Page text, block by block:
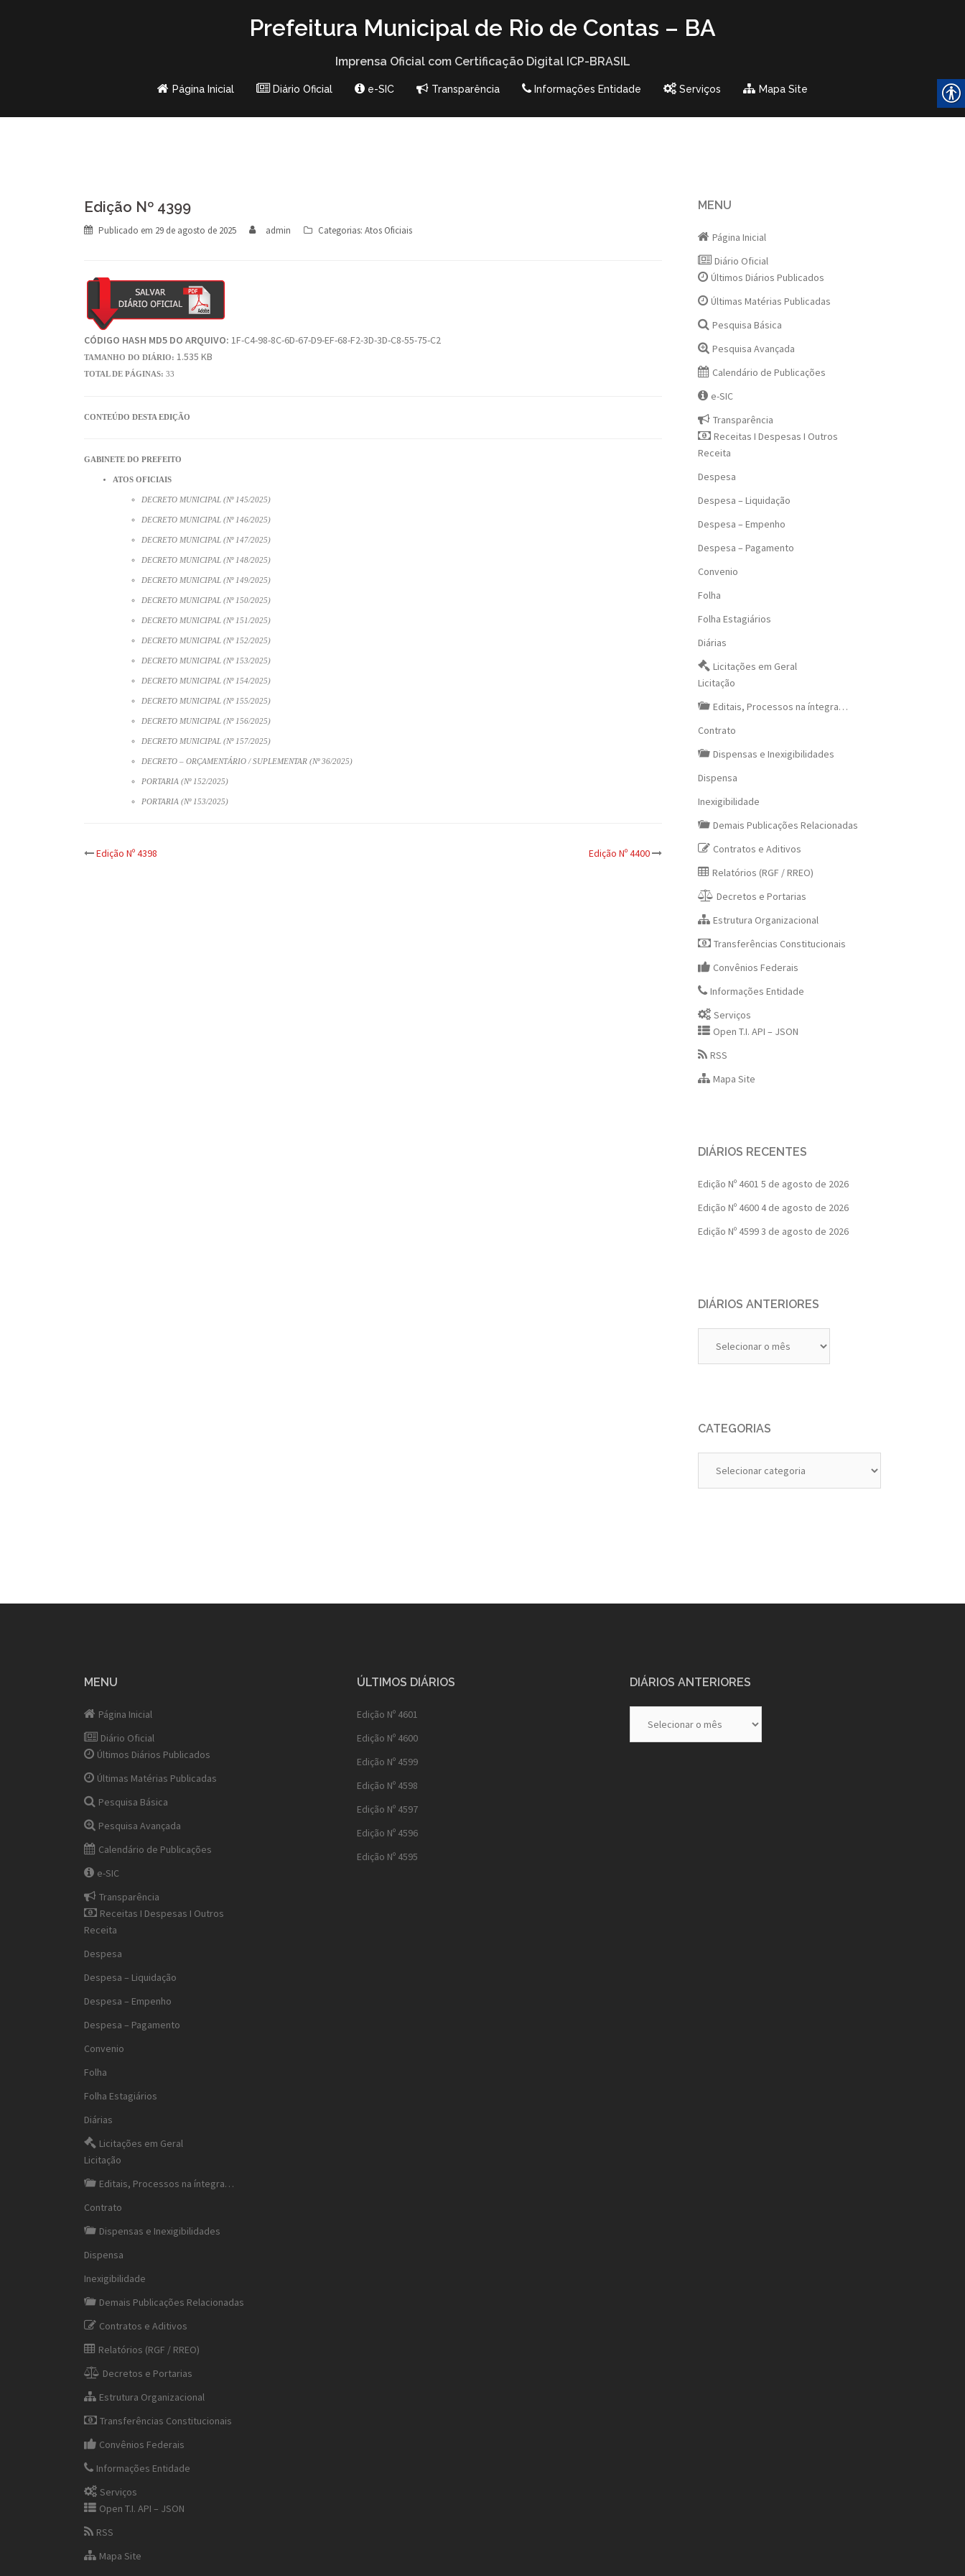
Prefeitura Municipal de Rio de Contas – BA
Imprensa Oficial com Certificação Digital ICP-BRASIL
Página Inicial Diário Oficial e-SIC Transparência Informações Entidade Serviços Mapa Site
Edição Nº 4399
Publicado em 29 de agosto de 2025 admin Categorias: Atos Oficiais
CÓDIGO HASH MD5 DO ARQUIVO: 1F-C4-98-8C-6D-67-D9-EF-68-F2-3D-3D-C8-55-75-C2
TAMANHO DO DIÁRIO: 1.535 KB
TOTAL DE PÁGINAS: 33
CONTEÚDO DESTA EDIÇÃO
GABINETE DO PREFEITO
ATOS OFICIAIS
DECRETO MUNICIPAL (Nº 145/2025)
DECRETO MUNICIPAL (Nº 146/2025)
DECRETO MUNICIPAL (Nº 147/2025)
DECRETO MUNICIPAL (Nº 148/2025)
DECRETO MUNICIPAL (Nº 149/2025)
DECRETO MUNICIPAL (Nº 150/2025)
DECRETO MUNICIPAL (Nº 151/2025)
DECRETO MUNICIPAL (Nº 152/2025)
DECRETO MUNICIPAL (Nº 153/2025)
DECRETO MUNICIPAL (Nº 154/2025)
DECRETO MUNICIPAL (Nº 155/2025)
DECRETO MUNICIPAL (Nº 156/2025)
DECRETO MUNICIPAL (Nº 157/2025)
DECRETO – ORÇAMENTÁRIO / SUPLEMENTAR (Nº 36/2025)
PORTARIA (Nº 152/2025)
PORTARIA (Nº 153/2025)
Post
Edição Nº 4398 Edição Nº 4400
MENU
Página Inicial
Diário Oficial
Últimos Diários Publicados
Últimas Matérias Publicadas
Pesquisa Básica
Pesquisa Avançada
Calendário de Publicações
e-SIC
Transparência
Receitas I Despesas I Outros
Receita
Despesa
Despesa – Liquidação
Despesa – Empenho
Despesa – Pagamento
Convenio
Folha
Folha Estagiários
Diárias
Licitações em Geral
Licitação
Editais, Processos na íntegra…
Contrato
Dispensas e Inexigibilidades
Dispensa
Inexigibilidade
Demais Publicações Relacionadas
Contratos e Aditivos
Relatórios (RGF / RREO)
Decretos e Portarias
Estrutura Organizacional
Transferências Constitucionais
Convênios Federais
Informações Entidade
Serviços
Open T.I. API – JSON
RSS
Mapa Site
DIÁRIOS RECENTES
Edição Nº 4601 5 de agosto de 2026
Edição Nº 4600 4 de agosto de 2026
Edição Nº 45993 de agosto de 2026
DIÁRIOS ANTERIORES
Anteriores
CATEGORIAS
MENU
Página Inicial
Diário Oficial
Últimos Diários Publicados
Últimas Matérias Publicadas
Pesquisa Básica
Pesquisa Avançada
Calendário de Publicações
e-SIC
Transparência
Receitas I Despesas I Outros
Receita
Despesa
Despesa – Liquidação
Despesa – Empenho
Despesa – Pagamento
Convenio
Folha
Folha Estagiários
Diárias
Licitações em Geral
Licitação
Editais, Processos na íntegra…
Contrato
Dispensas e Inexigibilidades
Dispensa
Inexigibilidade
Demais Publicações Relacionadas
Contratos e Aditivos
Relatórios (RGF / RREO)
Decretos e Portarias
Estrutura Organizacional
Transferências Constitucionais
Convênios Federais
Informações Entidade
Serviços
Open T.I. API – JSON
RSS
Mapa Site
ÚLTIMOS DIÁRIOS
Edição Nº 4601
Edição Nº 4600
Edição Nº 4599
Edição Nº 4598
Edição Nº 4597
Edição Nº 4596
Edição Nº 4595
DIÁRIOS ANTERIORES
Anteriores